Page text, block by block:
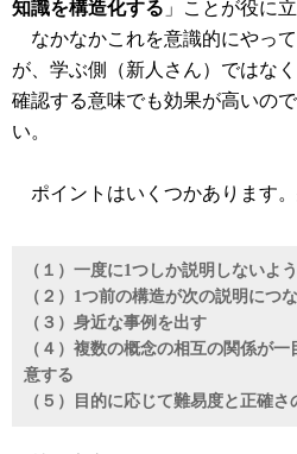
知識を構造化する 」ことが役に
なかなかこれを意識的にやっ
が、学ぶ側（新人さん）ではな
確認する意味でも効果が高いの
い。
ポイントはいくつかあります
（１）一度に1つしか説明しないよ
（２）1つ前の構造が次の説明につ
（３）身近な事例を出す
（４）複数の概念の相互の関係が
意する
（５）目的に応じて難易度と正確